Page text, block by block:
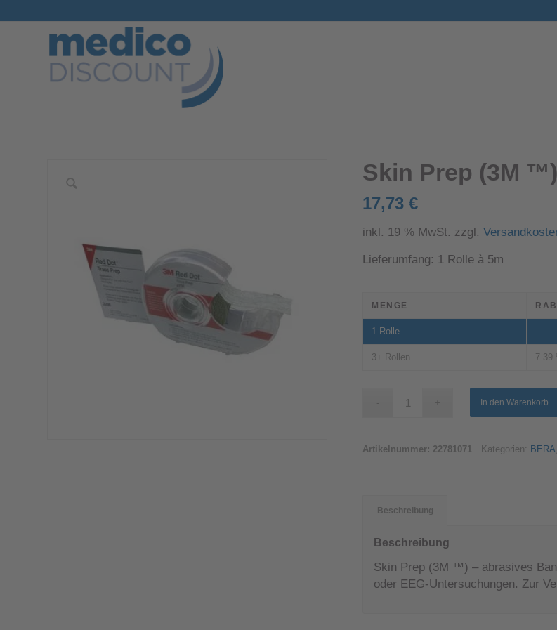
Skin Prep (3M ™)
17,73€
inkl. 19 % MwSt. zzgl.
Lieferumfang: 1 Rolle à 5m
MENGE
1 Rolle —
3+ Rollen 7.39
In den Warenkorb
Artikelnummer: 22781071 Kategorien: BERA
Beschreibung
Beschreibung
Skin Prep (3M ™) – abrasives
oder EEG-Untersuchungen. Zur